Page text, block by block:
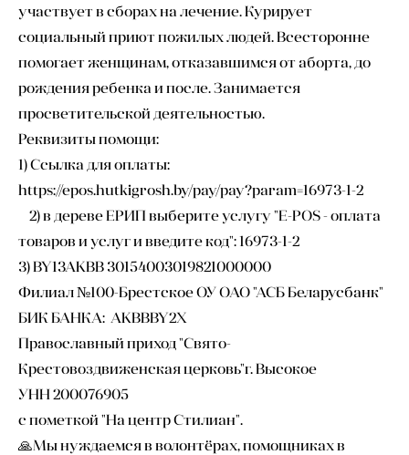
участвует в сборах на лечение. Курирует
социальный приют пожилых людей. Всесторонне
помогает женщинам, отказавшимся от аборта, до
рождения ребенка и после. Занимается
просветительской деятельностью.
Реквизиты помощи:
1) Ссылка для оплаты:
https://epos.hutkigrosh.by/pay/pay?param=16973-1-2
2) в дереве ЕРИП выберите услугу "E-POS - оплата
товаров и услуг и введите код": 16973-1-2
3) BY13AKBB 30154003019821000000
Филиал №100-Брестское ОУ ОАО "АСБ Беларусбанк"
БИК БАНКА: AKBBBY2X
Православный приход "Свято-
Крестовоздвиженская церковь"г. Высокое
УНН 200076905
с пометкой "На центр Стилиан".
🙏Мы нуждаемся в волонтёрах, помощниках в